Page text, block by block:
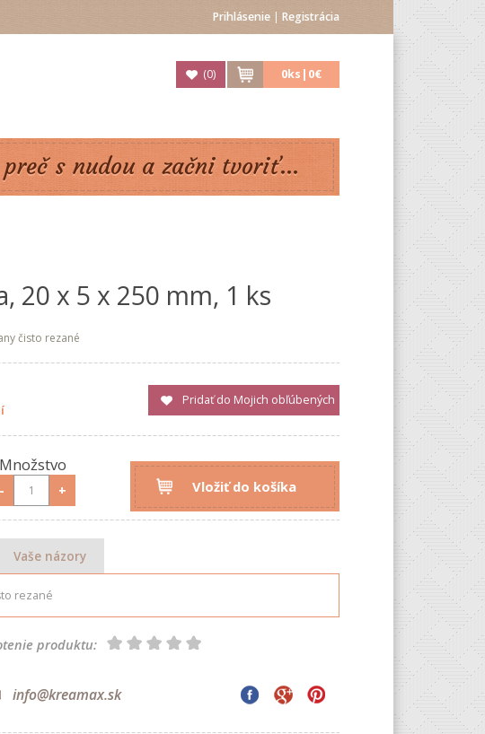
Prihlásenie | Registrácia
(0) 0ks| 0€
preč s nudou a začni tvoriť...
20 x 5 x 250 mm, 1 ks
čisto rezané
Pridať do Mojich obľúbených
Množstvo
- + Vložiť do košíka
Vaše názory
rezané
produktu:
info@kreamax.sk